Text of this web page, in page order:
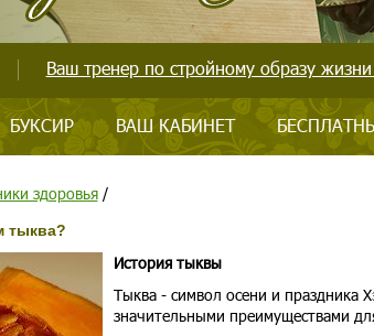
Ваш тренер по стройному образу жизни
БУКСИР ВАШ КАБИНЕТ
здоровья/
тыква?
История тыквы
Тыква - символ осени и праздника
значительными преимуществами